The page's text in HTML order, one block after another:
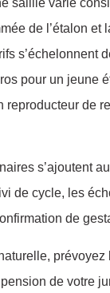
de l’étalon et
s’échelonnent
pour un jeune
reproducteur de
s’ajoutent
de cycle, les
de
prévoyez
de votre